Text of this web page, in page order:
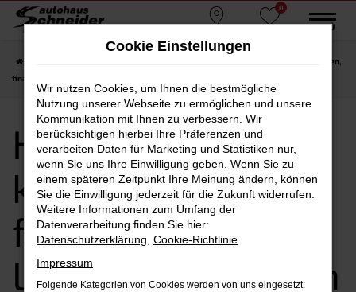
Zum
0
MENÜ
Hyundai i10 kaufen, leasen,
finanzieren | Lieferservice nach Ingolstadt
Hyundai i10
kaufen, leasen,
finanzieren |
Lieferservice nach
Cookie Einstellungen
Wir nutzen Cookies, um Ihnen die bestmögliche
Nutzung unserer Webseite zu ermöglichen und unsere
Kommunikation mit Ihnen zu verbessern. Wir
berücksichtigen hierbei Ihre Präferenzen und
verarbeiten Daten für Marketing und Statistiken nur,
wenn Sie uns Ihre Einwilligung geben. Wenn Sie zu
einem späteren Zeitpunkt Ihre Meinung ändern, können
Sie die Einwilligung jederzeit für die Zukunft widerrufen.
Weitere Informationen zum Umfang der
Datenverarbeitung finden Sie hier:
Datenschutzerklärung Cookie-Richtlinie
Impressum
Folgende Kategorien von Cookies werden von uns eingesetzt: